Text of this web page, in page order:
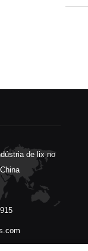
de lix no